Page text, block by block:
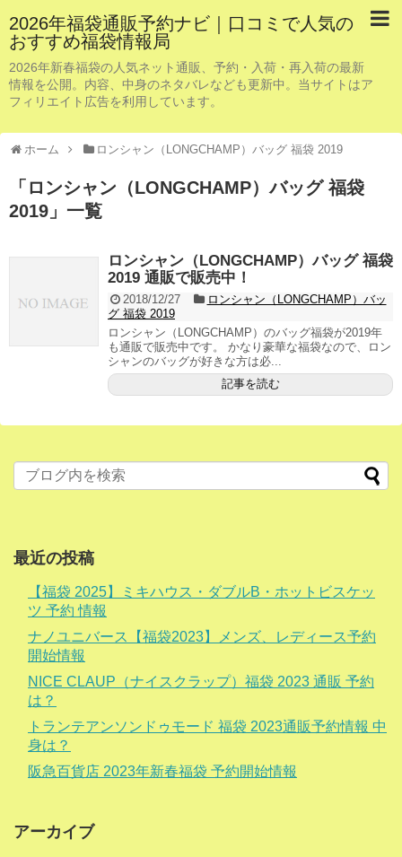
2026年福袋通販予約ナビ｜口コミで人気の
おすすめ福袋情報局
2026年新春福袋の人気ネット通販、予約・入荷・再入荷の最新
情報を公開。内容、中身のネタバレなども更新中。当サイトはア
フィリエイト広告を利用しています。
ホーム ロンシャン（LONGCHAMP）バッグ 福袋 2019
「 ロンシャン（LONGCHAMP）バッグ 福袋
2019 」 一覧
ロンシャン（LONGCHAMP）バッグ 福袋
2019 通販で販売中！
2018/12/27
ロンシャン（LONGCHAMP）バッ
グ 福袋 2019
ロンシャン（LONGCHAMP）のバッグ福袋が2019年
も通販で販売中です。 かなり豪華な福袋なので、ロン
シャンのバッグが好きな方は必...
記事を読む
最近の投稿
【福袋 2025】ミキハウス・ダブルB・ホットビスケッ
ツ 予約 情報
ナノユニバース【福袋2023】メンズ、レディース予約
開始情報
NICE CLAUP（ナイスクラップ）福袋 2023 通販 予約
は？
トランテアンソンドゥモード 福袋 2023通販予約情報 中
身は？
阪急百貨店 2023年新春福袋 予約開始情報
アーカイブ